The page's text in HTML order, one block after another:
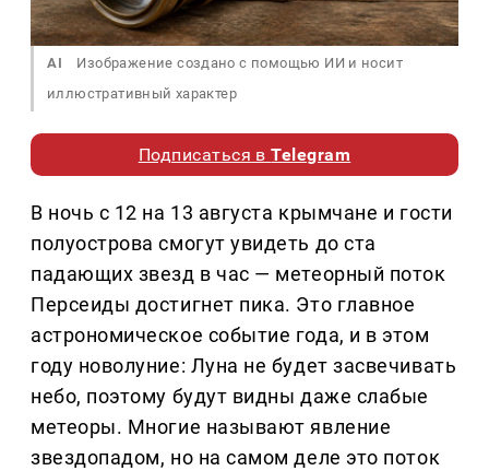
AI
Изображение создано с помощью ИИ и носит
иллюстративный характер
Подписаться вTelegram
В ночь с 12 на 13 августа крымчане и гости
полуострова смогут увидеть до ста
падающих звезд в час — метеорный поток
Персеиды достигнет пика. Это главное
астрономическое событие года, и в этом
году новолуние: Луна не будет засвечивать
небо, поэтому будут видны даже слабые
метеоры. Многие называют явление
звездопадом, но на самом деле это поток